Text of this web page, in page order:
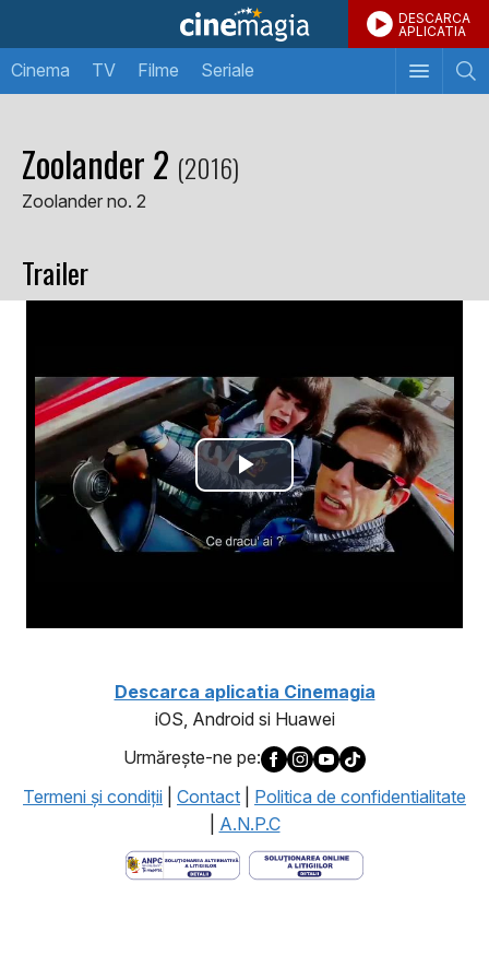
DESCARCA
APLICATIA
Cinema TV Filme Seriale
Zoolander 2 (2016)
Zoolander no. 2
Trailer
Descarca aplicatia Cinemagia
iOS, Android si Huawei
Urmăreşte-ne pe:
Termeni şi condiţii
Contact
Politica de confidentialitate
A.N.P.C